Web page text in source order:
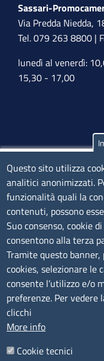
Sassari-
Via Predda Niedda,
Tel. 079 263 8800 |
lunedì al venerdì:
15,30 - 17,00
Olbia
Via Nanni 43 -
Tel. 0789 66122 |
mail:
lunedì al venerdì:
- 17,00
CONTATTI
Camera di
Agricoltura di Sassari
P.IVA01047570906
Questo sito utilizza
analitici anonimizzati.
funzionalità quali la
contenuti, possono
Suo consenso, cookie
consentono alla terza
Tramite questo
cookies, selezionare le
consente l’utilizzo e/o
preferenze. Per vedere
clicchi
More info
Cookie tecnici